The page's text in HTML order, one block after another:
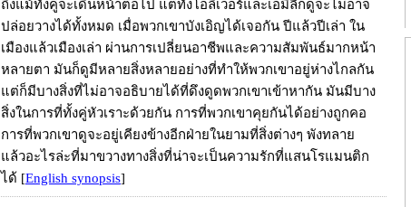
ถึงแม้ทั้งคู่จะเดินหน้าต่อไป แต่ทั้งโอลิเวอร์และเอมิลีก็ดูจะไม่อาจ
ปล่อยวางได้ทั้งหมด เมื่อพวกเขาบังเอิญได้เจอกัน ปีแล้วปีเล่า ใน
เมืองแล้วเมืองเล่า ผ่านการเปลี่ยนอาชีพและความสัมพันธ์มากหน้า
หลายตา มันก็ดูมีหลายสิ่งหลายอย่างที่ทำให้พวกเขาอยู่ห่างไกลกัน
แต่ก็มีบางสิ่งที่ไม่อาจอธิบายได้ที่ดึงดูดพวกเขาเข้าหากัน มันมีบาง
สิ่งในการที่ทั้งคู่หัวเราะด้วยกัน การที่พวกเขาคุยกันได้อย่างถูกคอ
การที่พวกเขาดูจะอยู่เคียงข้างอีกฝ่ายในยามที่สิ่งต่างๆ พังทลาย
แล้วอะไรล่ะที่มาขวางทางสิ่งที่น่าจะเป็นความรักที่แสนโรแมนติก
ได้ [English synopsis]